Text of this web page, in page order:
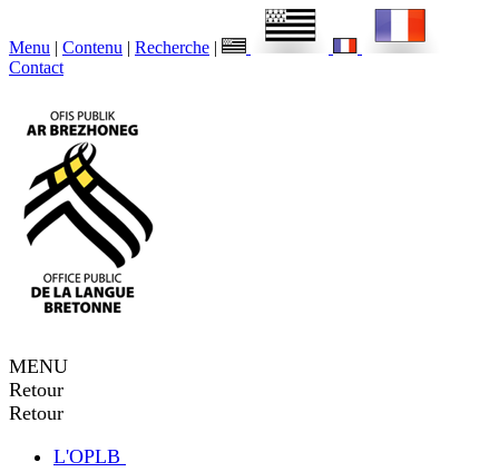
Menu | Contenu | Recherche |
Contact
MENU
Retour
Retour
L'OPLB